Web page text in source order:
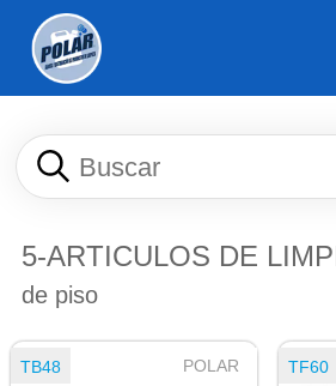
5-ARTICULOS DE
de piso
TB48 POLAR TF60